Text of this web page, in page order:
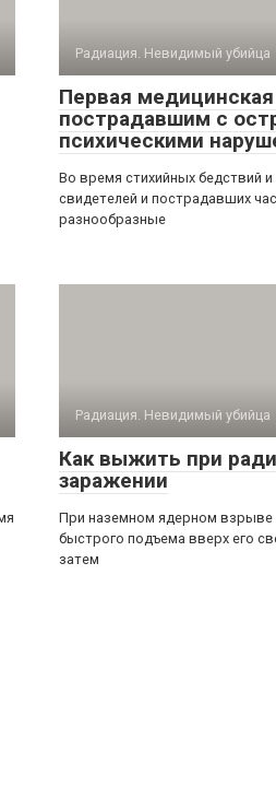
Радиация. Невидимый убийца
Первая
пострадавшим с
психическими
Во время стихийных бедствий
свидетелей и пострадавших
разнообразные
Радиация. Невидимый убийца
Как выжить при
заражении
При наземном ядерном взрыве
быстрого подъ­ема вверх его
затем